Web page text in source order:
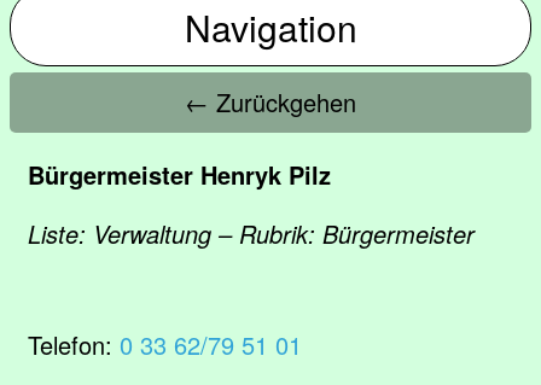
Navigation
← Zurückgehen
Bürgermeister Henryk Pilz
Liste: Verwaltung – Rubrik: Bürgermeister
Telefon: 0 33 62/79 51 01